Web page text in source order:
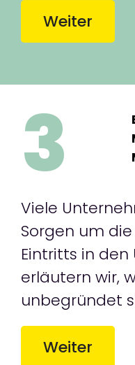
Weiter
Viele
Sorgen um
Eintritts in den
erläutern wir,
unbegründet
Weiter
3